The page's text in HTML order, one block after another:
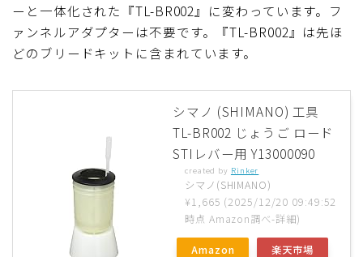
ーと一体化された『TL-BR002』に変わっています。フ
ァンネルアダプターは不要です。『TL-BR002』は先ほ
どのブリードキットに含まれています。
シマノ (SHIMANO) 工具
TL-BR002 じょうご ロード
STIレバー用 Y13000090
created by Rinker
シマノ(SHIMANO)
¥1,665 (2025/12/20 09:49:52
時点 Amazon調べ-詳細)
Amazon 楽天市場